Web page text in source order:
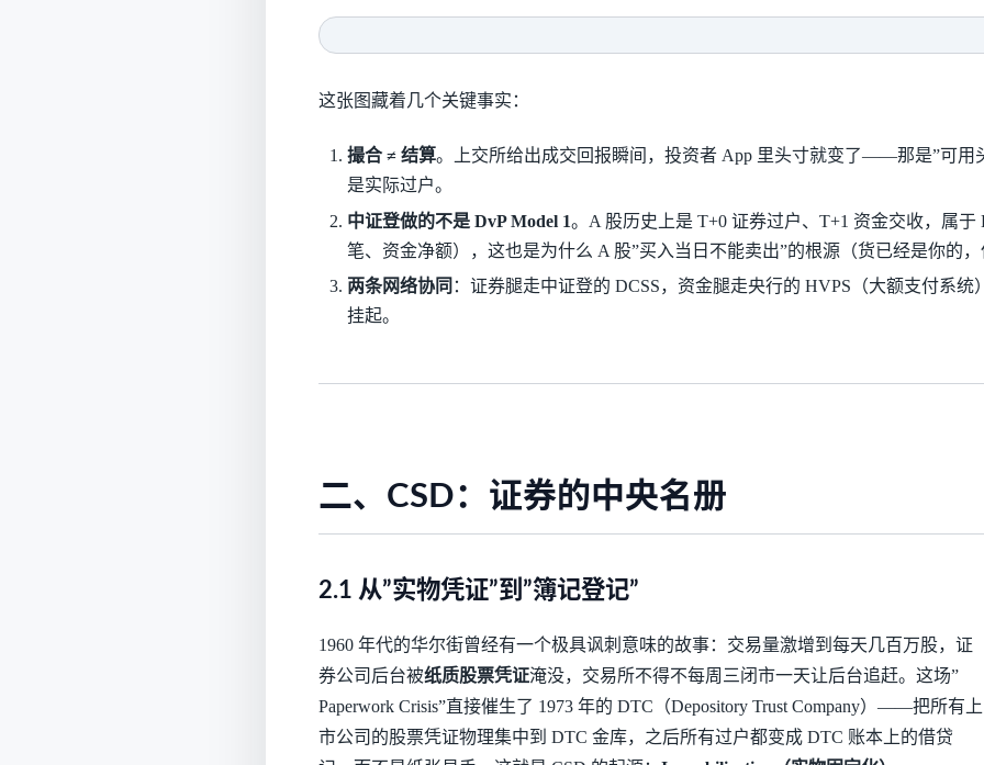
这张图藏着几个关键事实：
撮合 ≠ 结算。上交所给出成交回报瞬间，投资者 App 里头寸就变了——那是”可用
是实际过户。
中证登做的不是 DvP Model 1。A 股历史上是 T+0 证券过户、T+1 资金交收，属于
笔、资金净额），这也是为什么 A 股”买入当日不能卖出”的根源（货已经是你的
两条网络协同 ：证券腿走中证登的 DCSS，资金腿走央行的 HVPS（大额支付系统
挂起。
二、CSD：证券的中央名册
2.1 从”实物凭证”到”簿记登记”
1960 年代的华尔街曾经有一个极具讽刺意味的故事：交易量激增到每天几百万股，证
券公司后台被纸质股票凭证淹没，交易所不得不每周三闭市一天让后台追赶。这场”
Paperwork Crisis”直接催生了 1973 年的 DTC（Depository Trust Company）——把所有上
市公司的股票凭证物理集中到 DTC 金库，之后所有过户都变成 DTC 账本上的借贷